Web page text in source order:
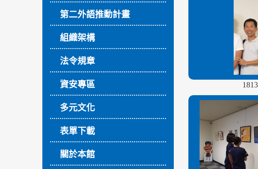
第二外語推動計畫
組織架構
法令規章
資安專區
多元文化
表單下載
關於本館